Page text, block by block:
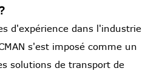
d'expérience dans l'industrie
s'est imposé comme un
solutions de transport de